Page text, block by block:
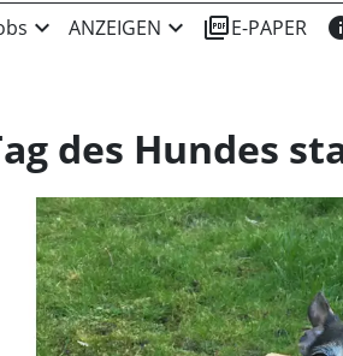
expand_more ANZEIGEN expand_more picture_as_pdfE-PAPER
des Hundes